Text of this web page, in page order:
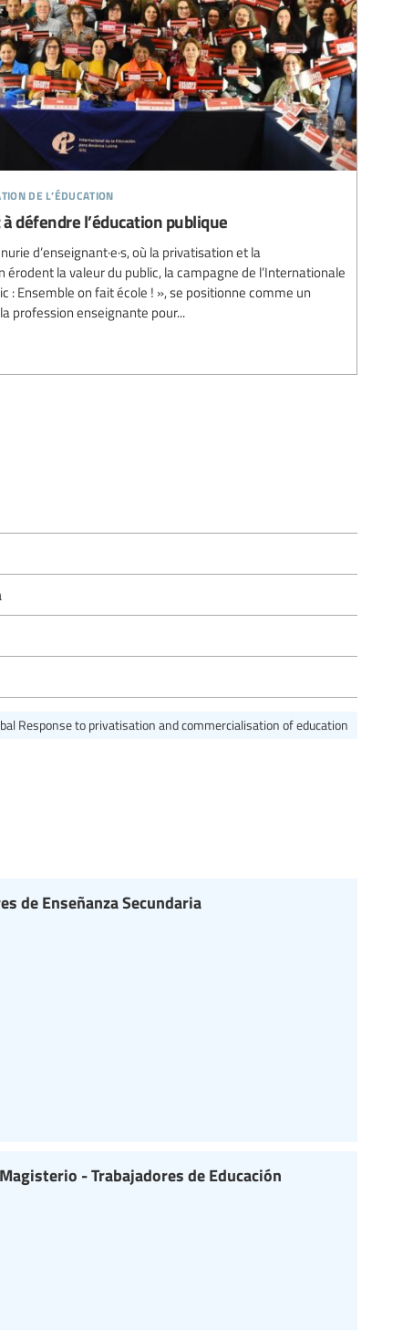
de l’éducation
défendre l’éducation publique
d’enseignant·e·s, où la privatisation et la
la valeur du public, la campagne de l’Internationale
: Ensemble on fait école ! », se positionne comme un
profession enseignante pour...
Response to privatisation and commercialisation of education
de Enseñanza Secundaria
- Trabajadores de Educación